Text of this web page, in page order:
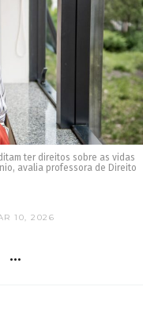
ter direitos sobre as vidas
avalia professora de Direito
10, 2026